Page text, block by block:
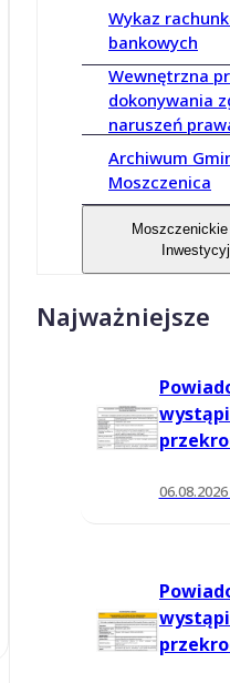
Wykaz
bankowych
Wewnętrzna
dokonywania
naruszeń
Archiwum
Moszczenica
Najważniejsze
06.08.2026